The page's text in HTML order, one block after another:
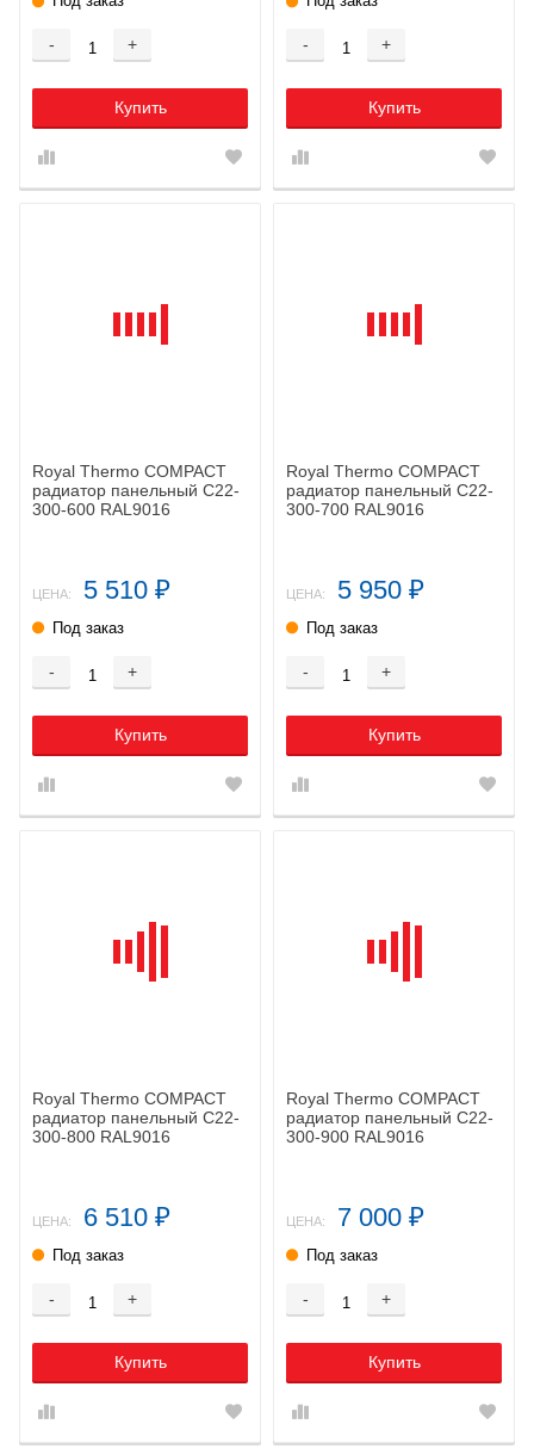
- +
Купить
- +
Купить
Royal Thermo COMPACT
радиатор панельный C22-
300-600 RAL9016
ЦЕНА: 5 510 ₽
Под заказ
- +
Купить
Royal Thermo COMPACT
радиатор панельный C22-
300-700 RAL9016
ЦЕНА: 5 950 ₽
Под заказ
- +
Купить
Royal Thermo COMPACT
радиатор панельный C22-
300-800 RAL9016
ЦЕНА: 6 510 ₽
Под заказ
- +
Купить
Royal Thermo COMPACT
радиатор панельный C22-
300-900 RAL9016
ЦЕНА: 7 000 ₽
Под заказ
- +
Купить